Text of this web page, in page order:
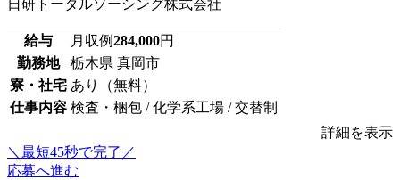
日研トータルソーシング株式会社
給与 月収例284,000円
勤務地
栃木県 真岡市
寮・社宅 あり（無料）
仕事内容 検査・梱包 / 化学系工場 / 交替制
詳細を表示
＼最短45秒で完了／
応募へ進む